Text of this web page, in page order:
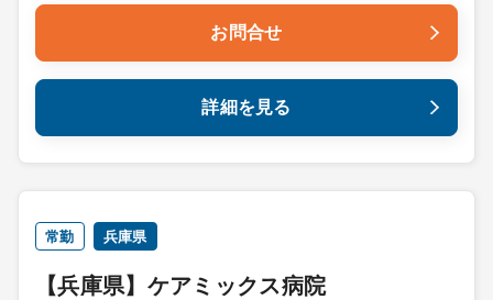
お問合せ
詳細を見る
常勤 兵庫県
【兵庫県】ケアミックス病院